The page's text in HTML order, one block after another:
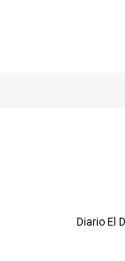
Diario El